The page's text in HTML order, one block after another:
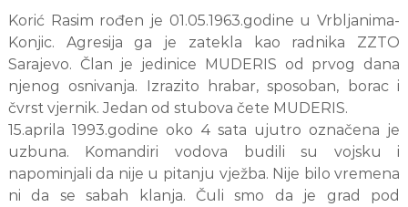
a
d
a
Korić Rasim rođen je 01.05.1963.godine u Vrbljanima-
Konjic. Agresija ga je zatekla kao radnika ZZTO
Sarajevo. Član je jedinice MUDERIS od prvog dana
njenog osnivanja. Izrazito hrabar, sposoban, borac i
čvrst vjernik. Jedan od stubova čete MUDERIS.
15.aprila 1993.godine oko 4 sata ujutro označena je
uzbuna. Komandiri vodova budili su vojsku i
napominjali da nije u pitanju vježba. Nije bilo vremena
ni da se sabah klanja. Čuli smo da je grad pod